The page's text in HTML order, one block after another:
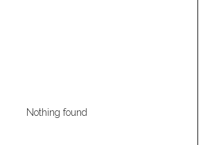
Nothing found